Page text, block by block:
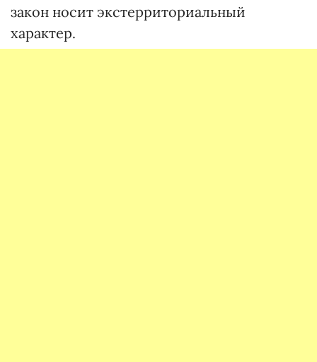
закон носит экстерриториальный
характер.